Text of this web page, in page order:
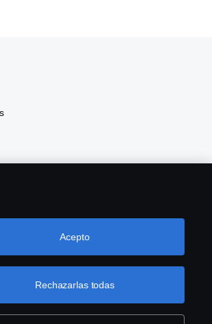
Rechazarlas todas
Acepto